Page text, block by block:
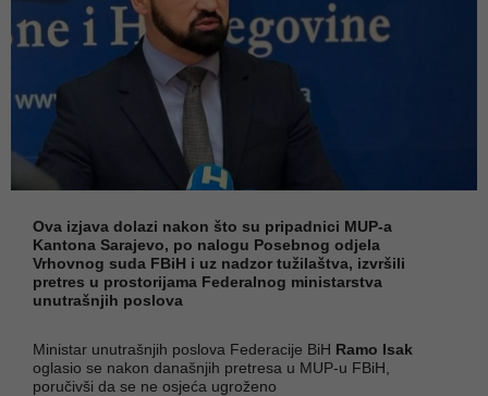
Ova izjava dolazi nakon što su pripadnici MUP-a
Kantona Sarajevo, po nalogu Posebnog odjela
Vrhovnog suda FBiH i uz nadzor tužilaštva, izvršili
pretres u prostorijama Federalnog ministarstva
unutrašnjih poslova
Ministar unutrašnjih poslova Federacije BiH Ramo Isak
oglasio se nakon današnjih pretresa u MUP-u FBiH,
poručivši da se ne osjeća ugroženo